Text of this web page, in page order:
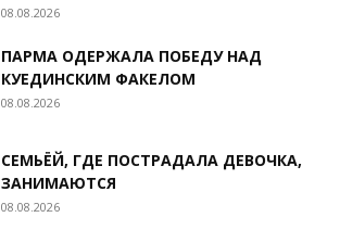
08.08.2026
ПАРМА ОДЕРЖАЛА ПОБЕДУ НАД
КУЕДИНСКИМ ФАКЕЛОМ
08.08.2026
СЕМЬЁЙ, ГДЕ ПОСТРАДАЛА ДЕВОЧКА,
ЗАНИМАЮТСЯ
08.08.2026